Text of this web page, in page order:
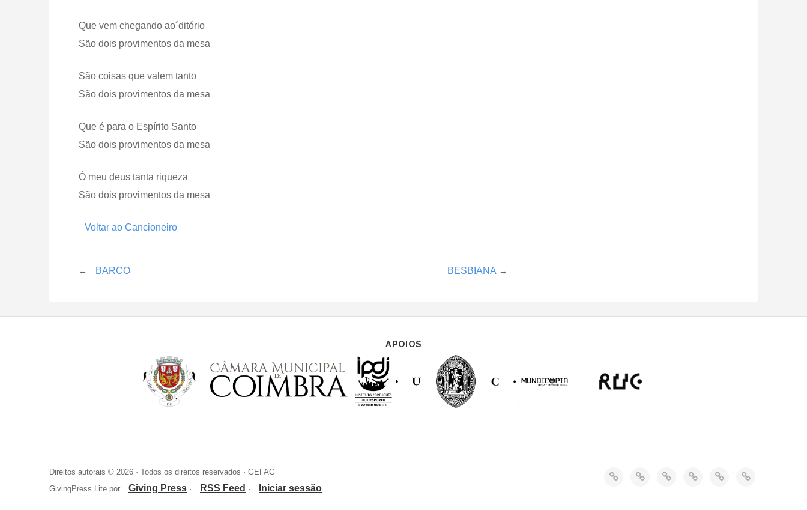
Que vem chegando ao´ditório
São dois provimentos da mesa
São coisas que valem tanto
São dois provimentos da mesa
Que é para o Espírito Santo
São dois provimentos da mesa
Ó meu deus tanta riqueza
São dois provimentos da mesa
Voltar ao Cancioneiro
← BARCO BESBIANA→
APOIOS
Direitos autorais © 2026 · Todos os direitos reservados · GEFAC
GivingPress Lite por
Giving Press · RSS Feed · Iniciar sessão